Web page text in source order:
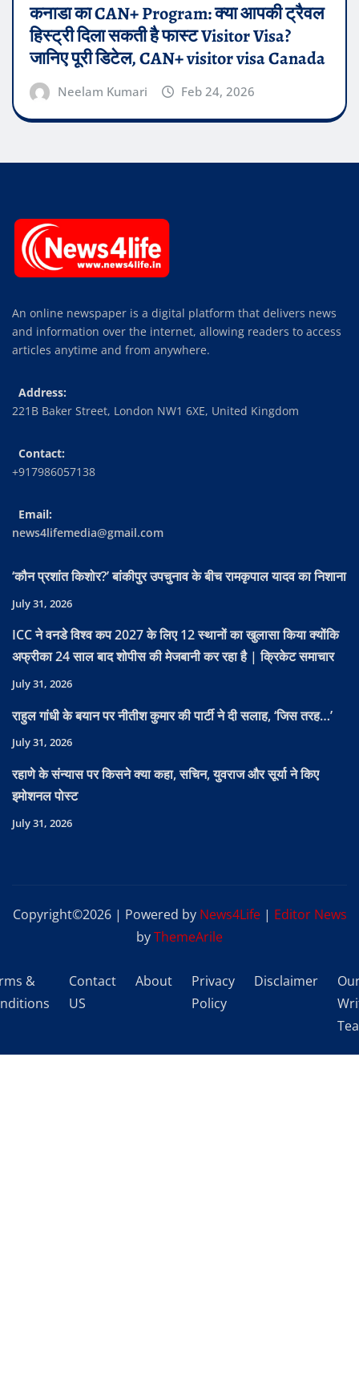
कनाडा का CAN+ Program: क्या आपकी ट्रैवल
हिस्ट्री दिला सकती है फास्ट Visitor Visa?
जानिए पूरी डिटेल, CAN+ visitor visa Canada
Neelam Kumari Feb 24, 2026
An online newspaper is a digital platform that delivers news
and information over the internet, allowing readers to access
articles anytime and from anywhere.
Address:
221B Baker Street, London NW1 6XE, United Kingdom
Contact:
+917986057138
Email:
news4lifemedia@gmail.com
‘कौन प्रशांत किशोर?’ बांकीपुर उपचुनाव के बीच रामकृपाल यादव का निशाना
July 31, 2026
ICC ने वनडे विश्व कप 2027 के लिए 12 स्थानों का खुलासा किया क्योंकि
अफ्रीका 24 साल बाद शोपीस की मेजबानी कर रहा है | क्रिकेट समाचार
July 31, 2026
राहुल गांधी के बयान पर नीतीश कुमार की पार्टी ने दी सलाह, ‘जिस तरह…’
July 31, 2026
रहाणे के संन्यास पर किसने क्या कहा, सचिन, युवराज और सूर्या ने किए
इमोशनल पोस्ट
July 31, 2026
Copyright©2026 | Powered by News4Life | Editor News
byThemeArile
&
Contact
US
About
Privacy
Policy
Disclaimer